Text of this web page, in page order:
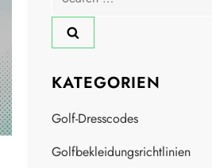
for:
KATEGORIEN
Golf-Dresscodes
Golfbekleidungsrichtlinien